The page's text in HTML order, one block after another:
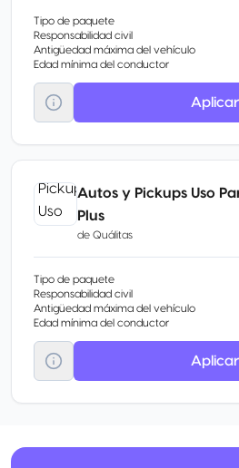
Tipo de paquete
Responsabilidad civil
Antigüedad máxima del vehículo
Edad mínima del conductor
Aplicar
Autos y Pickups Uso
Plus
de Quálitas
Tipo de paquete
Responsabilidad civil
Antigüedad máxima del vehículo
Edad mínima del conductor
Aplicar